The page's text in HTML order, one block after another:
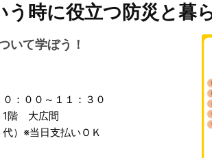
時に役立つ防災と暮
いて学ぼう！
：００～１１：３０
1階 大広間
）※当日支払いＯＫ